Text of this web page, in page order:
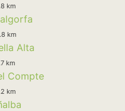
km
km
Alta
km
Compte
km